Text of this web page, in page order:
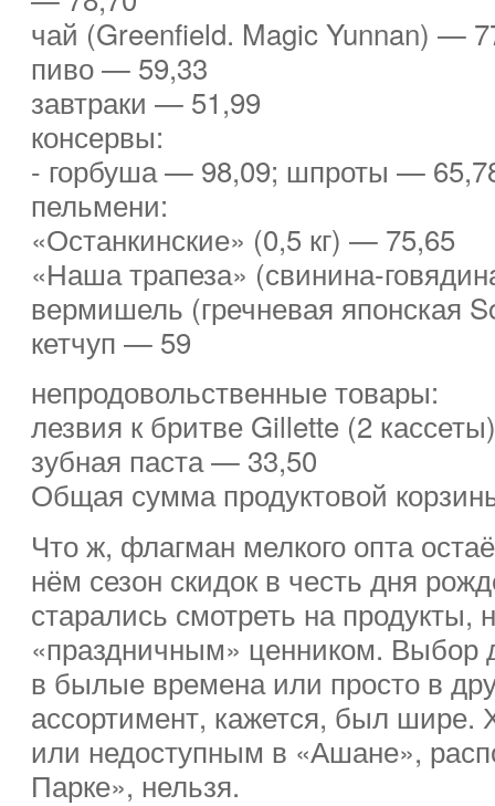
чай (Greenfield. Magic Yunnan) —
пиво — 59,33
завтраки — 51,99
консервы:
- горбуша — 98,09; шпроты —
пельмени:
«Останкинские» (0,5 кг) — 75,65
«Наша трапеза» (свинина-
вермишель (гречневая японская
кетчуп — 59
непродовольственные товары:
лезвия к бритве Gillette (2
зубная паста — 33,50
Общая сумма продуктовой
Что ж, флагман мелкого опта
нём сезон скидок в честь дня
старались смотреть на продукты,
«праздничным» ценником. Выбор
в былые времена или просто в
ассортимент, кажется, был шире.
или недоступным в «Ашане»,
Парке», нельзя.